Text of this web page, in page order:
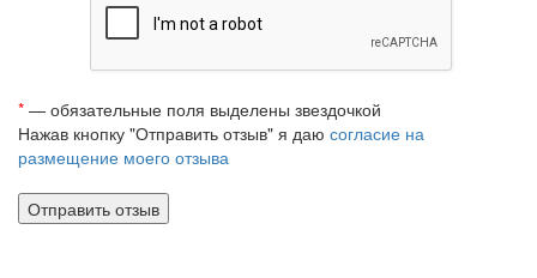
* — обязательные поля выделены звездочкой
Нажав кнопку "Отправить отзыв" я даю согласие на
размещение моего отзыва